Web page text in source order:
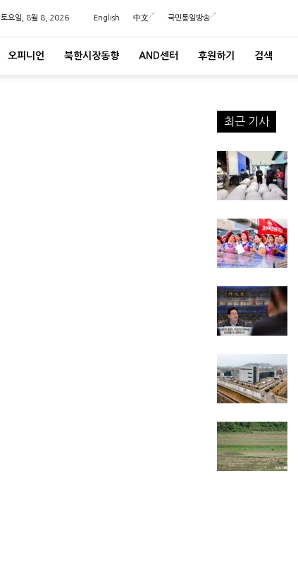
토요일, 8월 8, 2026 English 中文 국민통일방송
오피니언 북한시장동향 AND센터 후원하기 검색
최근 기사